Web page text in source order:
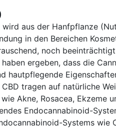
wird aus der Hanfpflanze
in den Bereichen
noch
ergeben, dass die
hautpflegende
tragen auf natürliche
Akne, Rosacea, Ekzeme
Endocannabinoid-
Systems